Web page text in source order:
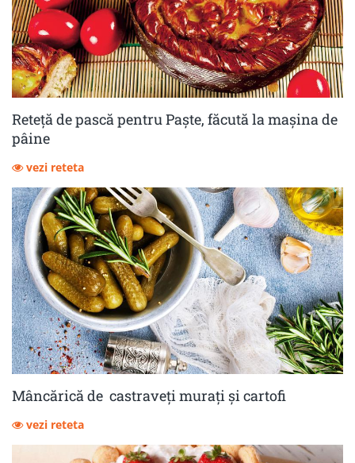
Reteță de pască pentru Paște, făcută la mașina de
pâine
vezi reteta
Mâncărică de castraveţi muraţi şi cartofi
vezi reteta